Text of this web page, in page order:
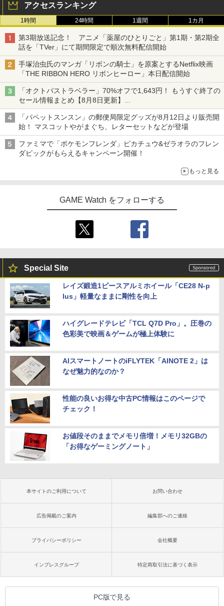
アクセスランキング
1時間 24時間 1週間 1カ月
第3期放送記念！ アニメ「薬屋のひとりごと」第1期・第2期全
話を「TVer」にて期間限定で順次無料配信開始
手塚治虫氏のマンガ「リボンの騎士」を原案とするNetflix映画
「THE RIBBON HERO リボンヒーロー」本日配信開始
「オクトパストラベラー」70%オフで1,643円！ もうすぐ終了の
セール情報まとめ【8月8日更新】
ニンテンドーeショップでは「大神 絶景版」が67%オフで990円
「パペットスンスン」の郵便局限定グッズが8月12日より販売開
始！ マスコットやがまぐち、レターセットなどが登場
ファミマで「ポケモンフレンダ」ピカチュウ&ゼラオラのフレン
ダピックがもらえるキャンペーン開催！
もっと見る
GAME Watch をフォローする
Special Site
レイズ鍛造1ピースアルミホイール「CE28 N-p
lus」軽量なままに剛性を向上
ハイグレードテレビ「TCL Q7D Pro」。圧巻の
色彩美で映画＆ゲームが極上体験に
AIスマートノートのiFLYTEK「AINOTE 2」は
なぜ魅力的なのか？
性能の良いお得な中古PC情報はこのページで
チェック！
お値段そのままでメモリ倍増！メモリ32GBの
「お得なゲーミングノート」
本サイトのご利用について お問い合わせ
広告掲載のご案内 編集部へのご連絡
プライバシーポリシー 会社概要
インプレスグループ 特定商取引法に基づく表示
PC版で見る